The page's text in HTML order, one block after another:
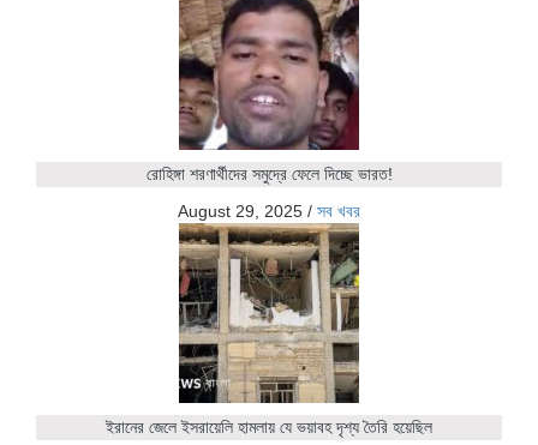
রোহিঙ্গা শরণার্থীদের সমুদ্রে ফেলে দিচ্ছে ভারত!
August 29, 2025 / সব খবর
ইরানের জেলে ইসরায়েলি হামলায় যে ভয়াবহ দৃশ্য তৈরি হয়েছিল